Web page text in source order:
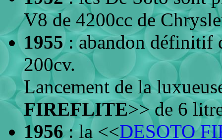
V8 de 4200cc de
1955: abandon définitif
200cv.
Lancement de la
FIREFLITE>> de 6
1956: la <<DESOTO